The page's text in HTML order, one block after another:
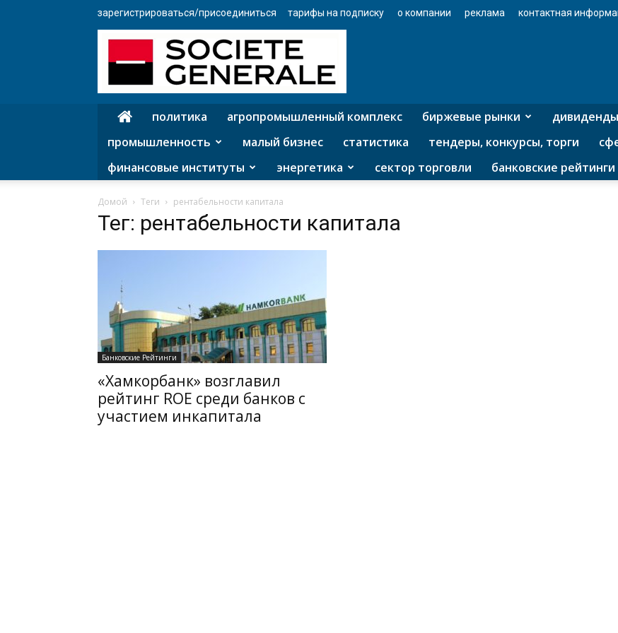
зарегистрироваться/присоединиться тарифы на подписку о компании реклама контактная
политика агропромышленный комплекс биржевые рынки дивиденды
промышленность
малый бизнес статистика тендеры, конкурсы, торги
финансовые институты
энергетика сектор торговли банковские рейтинги
Домой Теги рентабельности капитала
Тег: рентабельности капитала
Банковские Рейтинги
«Хамкорбанк» возглавил
рейтинг ROE среди банков с
участием инкапитала